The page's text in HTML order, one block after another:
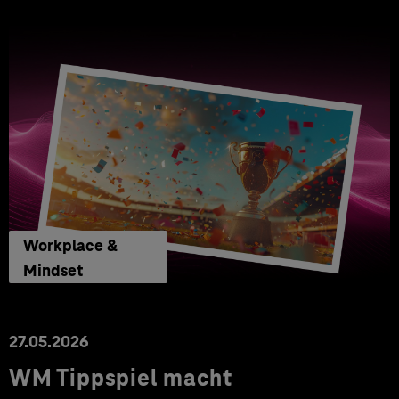
Workplace &
Mindset
27.05.2026
WM Tippspiel macht